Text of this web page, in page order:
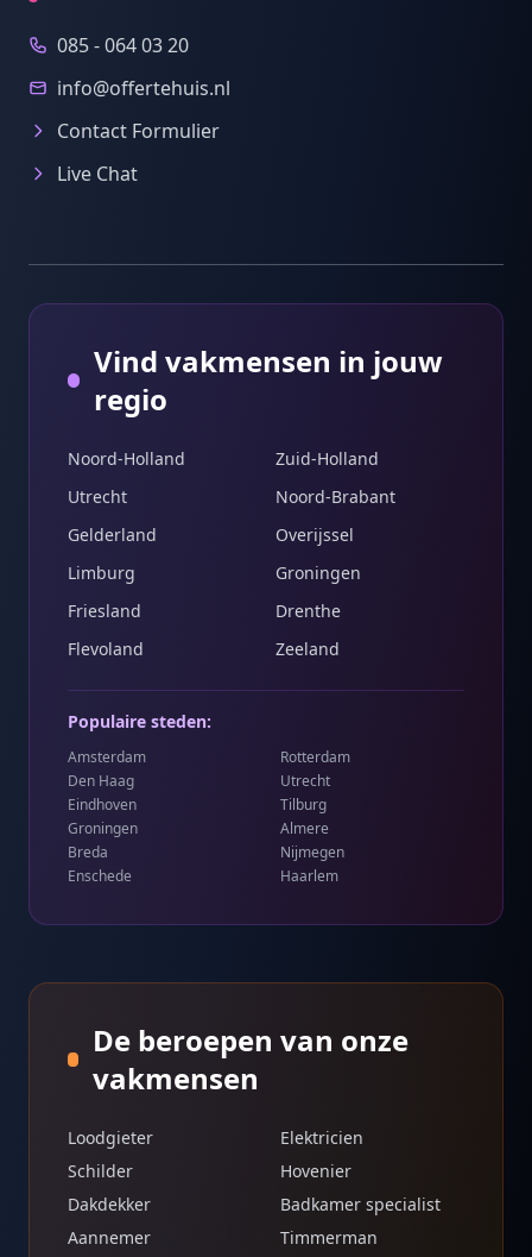
085 - 064 03 20
info@offertehuis.nl
Contact Formulier
Live Chat
Vind vakmensen in jouw
regio
Noord-Holland
Zuid-Holland
Utrecht
Noord-Brabant
Gelderland
Overijssel
Limburg
Groningen
Friesland
Drenthe
Flevoland
Zeeland
Populaire steden:
Amsterdam
Rotterdam
Den Haag
Utrecht
Eindhoven
Tilburg
Groningen
Almere
Breda
Nijmegen
Enschede
Haarlem
De beroepen van onze
vakmensen
Loodgieter
Elektricien
Schilder
Hovenier
Dakdekker
Badkamer specialist
Aannemer
Timmerman